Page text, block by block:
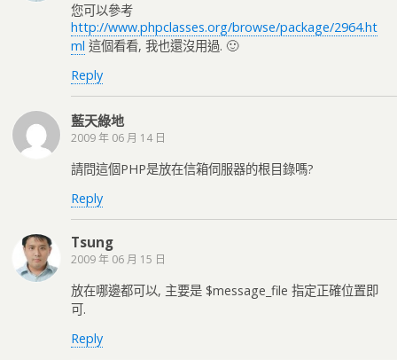
您可以參考
http://www.phpclasses.org/browse/package/2964.ht
ml 這個看看, 我也還沒用過. 🙂
Reply
藍天綠地
2009 年 06 月 14 日
請問這個PHP是放在信箱伺服器的根目錄嗎?
Reply
Tsung
2009 年 06 月 15 日
放在哪邊都可以, 主要是 $message_file 指定正確位置即
可.
Reply